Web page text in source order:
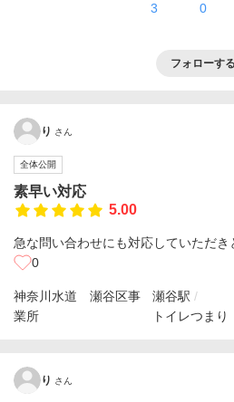
3 0
フォローする
り さん
全体公開
素早い対応
5.00
急な問い合わせにも対応していただき
0
神奈川水道 瀬谷区事
業所
瀬谷駅
トイレつま
り さん